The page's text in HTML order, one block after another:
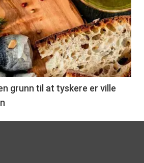
grunn til at tyskere er ville